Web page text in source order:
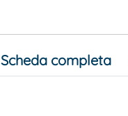
Scheda completa